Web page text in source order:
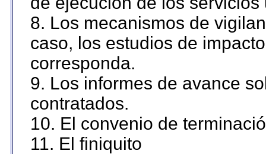
8. Los mecanismos de
caso, los estudios de
corresponda.
9. Los informes de avance
contratados.
10. El convenio de
11. El finiquito